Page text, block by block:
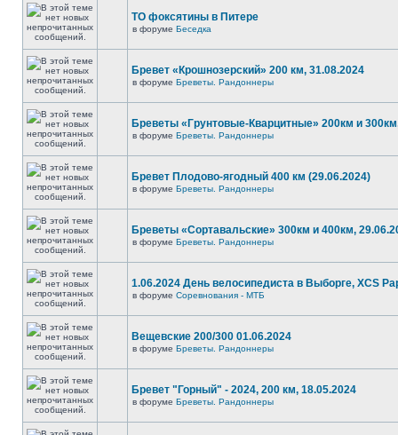
ТО фоксятины в Питере
в форуме Беседка
Бревет «Крошнозерский» 200 км, 31.08.2024
в форуме Бреветы. Рандоннеры
Бреветы «Грунтовые-Кварцитные» 200км и
в форуме Бреветы. Рандоннеры
Бревет Плодово-ягодный 400 км (29.06.2024)
в форуме Бреветы. Рандоннеры
Бреветы «Сортавальские» 300км и 400км,
в форуме Бреветы. Рандоннеры
1.06.2024 День велосипедиста в Выборге, XCS
в форуме Соревнования - МТБ
Вещевские 200/300 01.06.2024
в форуме Бреветы. Рандоннеры
Бревет "Горный" - 2024, 200 км, 18.05.2024
в форуме Бреветы. Рандоннеры